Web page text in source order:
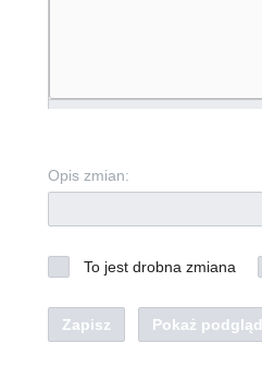
Opis zmian:
To jest drobna zmiana
Zapisz Pokaż podgląd